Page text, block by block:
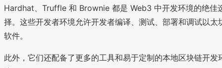
Hardhat、Truffle 和 Brownie 都是 Web3 中开发环境的绝佳
择。这些开发者环境允许开发者编译、测试、部署和调试以太
软件。
此外，它们还配备了更多的工具和易于定制的本地区块链开发